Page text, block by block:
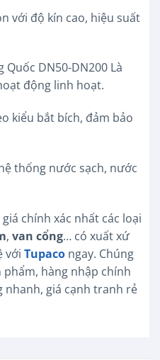
với độ kín cao, hiệu suất
DN50-DN200 Là
động linh hoạt.
kiểu bắt bích, đảm bảo
thống nước sạch, nước
chính xác nhất các loại
, van cổng… có xuất xứ
với Tupaco ngay. Chúng
hàng nhập chính
nhanh, giá cạnh tranh rẻ